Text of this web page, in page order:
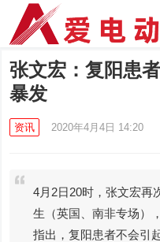
张文宏：复阳患
暴发
资讯 2020年4月4日 14:20
4月2日20时，张文宏再
生（英国、南非专场）
指出，复阳患者不会引